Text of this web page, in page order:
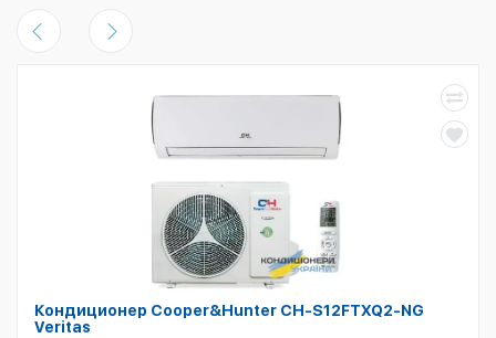
Кондиционер Cooper&Hunter CH-S12FTXQ2-NG
Veritas